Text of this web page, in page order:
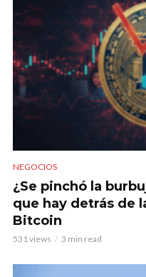
NEGOCIOS
¿Se pinchó la
que hay detrás de
Bitcoin
531 views 3 min read